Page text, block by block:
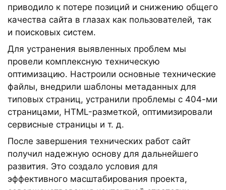
приводило к потере позиций и снижению общего
качества сайта в глазах как пользователей, так
и поисковых систем.
Для устранения выявленных проблем мы
провели комплексную техническую
оптимизацию. Настроили основные технические
файлы, внедрили шаблоны метаданных для
типовых страниц, устранили проблемы с 404-ми
страницами, HTML-разметкой, оптимизировали
сервисные страницы и т. д.
После завершения технических работ сайт
получил надежную основу для дальнейшего
развития. Это создало условия для
эффективного масштабирования проекта,